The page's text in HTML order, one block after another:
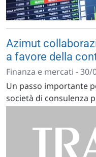
Azimut
a favore della
Finanza e mercati - 30/
Un passo importante
società di consulenza